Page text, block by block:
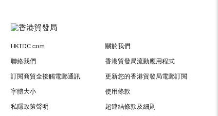
HKTDC.com 關於我們
聯絡我們 香港貿發局流動應用程式
訂閱商貿全接觸電郵通訊 更新您的香港貿發局電郵訂閱
字體大小 使用條款
私隱政策聲明 超連結條款及細則